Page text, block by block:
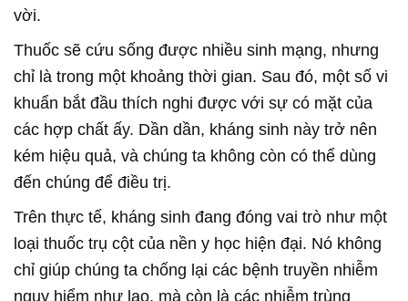
vời.
Thuốc sẽ cứu sống được nhiều sinh mạng, nhưng
chỉ là trong một khoảng thời gian. Sau đó, một số vi
khuẩn bắt đầu thích nghi được với sự có mặt của
các hợp chất ấy. Dần dần, kháng sinh này trở nên
kém hiệu quả, và chúng ta không còn có thể dùng
đến chúng để điều trị.
Trên thực tế, kháng sinh đang đóng vai trò như một
loại thuốc trụ cột của nền y học hiện đại. Nó không
chỉ giúp chúng ta chống lại các bệnh truyền nhiễm
nguy hiểm như lao, mà còn là các nhiễm trùng